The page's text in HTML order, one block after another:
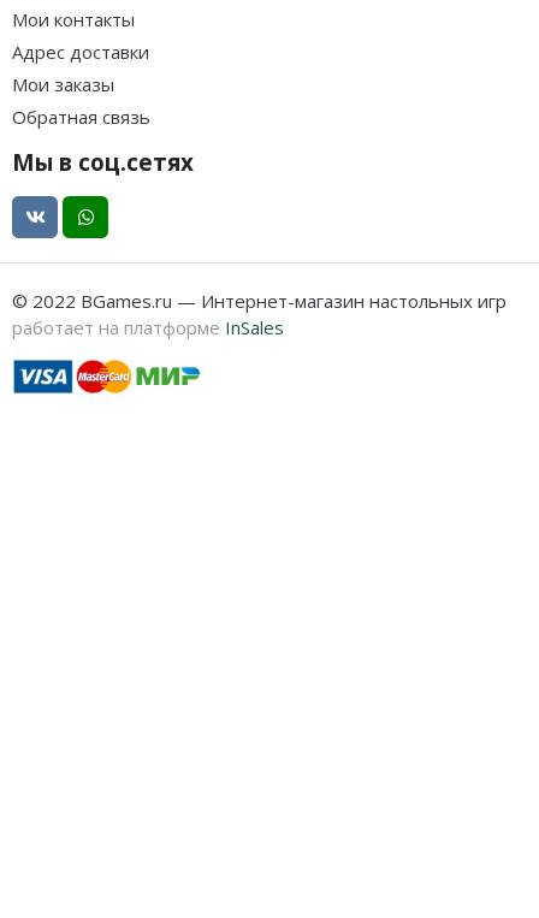
Мои контакты
Адрес доставки
Мои заказы
Обратная связь
Мы в соц.сетях
© 2022 BGames.ru — Интернет-магазин настольных игр
работает на платформе InSales